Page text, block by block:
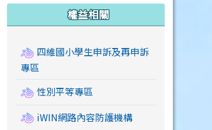
權益相關
四維國小學生申訴及再申訴
專區
性別平等專區
iWIN網路內容防護機構